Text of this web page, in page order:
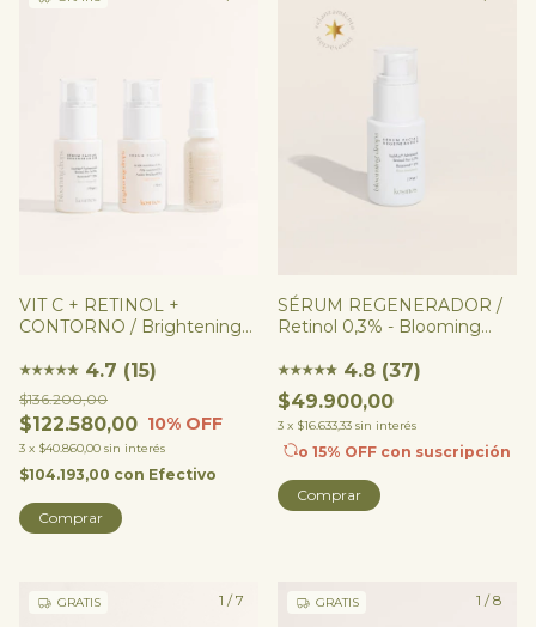
VIT C + RETINOL +
CONTORNO / Brightening
Lifting Eye Drops o
Clarifying Eye Potion
★★★★★
★ 4.7 (15)
$122.580,00
$136.200,00
10% OFF
3 x $40.860,00 sin interés
$104.193,00 con Efectivo
Comprar
SÉRUM REGENERADOR /
Retinol 0,3% - Blooming
★★★★★
★ 4.8 (37)
$49.900,00
3 x $16.633,33 sin interés
o 15% OFF con suscripción
Comprar
1 /7
GRATIS 1 /8
GRATIS